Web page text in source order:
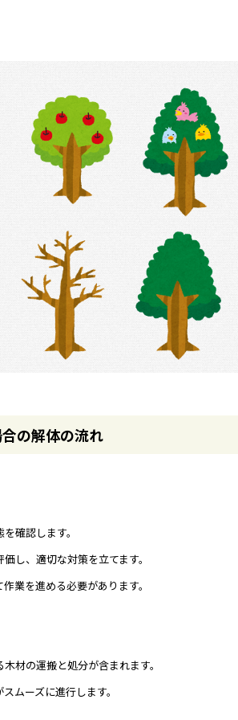
の解体の流れ
確認します。
し、適切な対策を立てます。
業を進める必要があります。
材の運搬と処分が含まれます。
ムーズに進行します。